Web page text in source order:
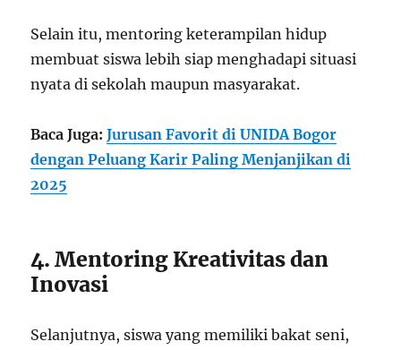
Selain itu, mentoring keterampilan hidup
membuat siswa lebih siap menghadapi situasi
nyata di sekolah maupun masyarakat.
Baca Juga:Jurusan Favorit di UNIDA Bogor
dengan Peluang Karir Paling Menjanjikan di
2025
4. Mentoring Kreativitas dan
Inovasi
Selanjutnya, siswa yang memiliki bakat seni,